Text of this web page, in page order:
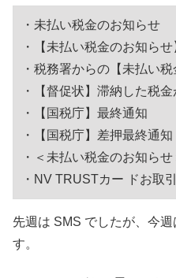
・未払い税金のお知らせ
・【未払い税金のお知らせ
・税務署からの【未払い税
・【督促状】滞納した税
・【国税庁】最終通知
・【国税庁】差押最終通知
・＜未払い税金のお知らせ
・NV TRUSTカー ドお取
先週は SMS でしたが、今
す。